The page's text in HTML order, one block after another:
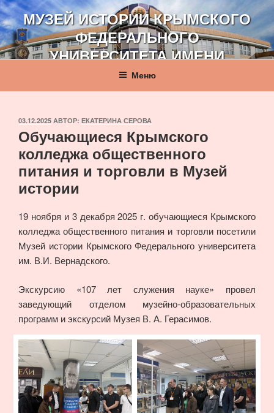
Перейти
к
содержимому
МУЗЕЙ ИСТОРИИ КРЫМСКОГО
ФЕДЕРАЛЬНОГО
УНИВЕРСИТЕТА ИМЕНИ
В. И. ВЕРНАДСКОГО
Меню
ОПУБЛИКОВАНО
03.12.2025 АВТОР: ЕКАТЕРИНА СЕРОВА
Обучающиеся Крымского
колледжа общественного
питания и торговли в Музей
истории
19 ноября и 3 декабря 2025 г. обучающиеся Крымского
колледжа общественного питания и торговли посетили
Музей истории Крымского Федерального университета
им. В.И. Вернадского.
Экскурсию «107 лет служения науке» провел
заведующий отделом музейно-образовательных
программ и экскурсий Музея В. А. Герасимов.